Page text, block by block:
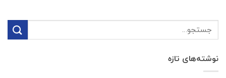
نوشته‌های تازه